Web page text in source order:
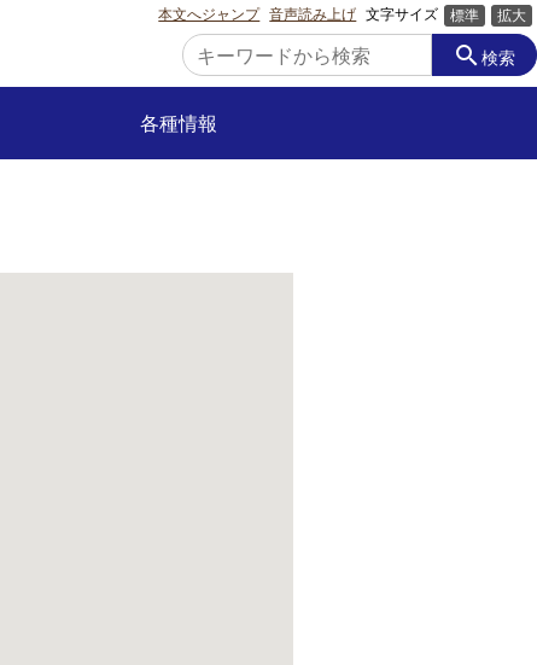
本文へジャンプ 音声読み上げ 文字サイズ 標準 拡大
search検索
各種情報